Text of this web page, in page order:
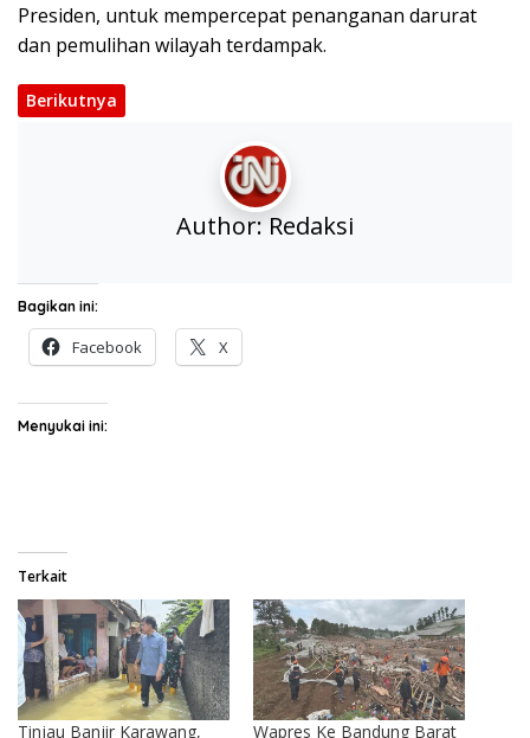
Presiden, untuk mempercepat penanganan darurat
dan pemulihan wilayah terdampak.
Berikutnya
Author:Redaksi
Bagikan ini:
Facebook X
Menyukai ini:
Terkait
Tinjau Banjir Karawang, Wapres Ke Bandung Barat